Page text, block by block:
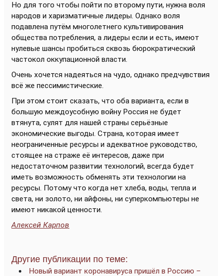
Но для того чтобы пойти по второму пути, нужна воля
народов и харизматичные лидеры. Однако воля
подавлена путём многолетнего культивирования
общества потребления, а лидеры если и есть, имеют
нулевые шансы пробиться сквозь бюрократический
частокол оккупационной власти.
Очень хочется надеяться на чудо, однако предчувствия
всё же пессимистические.
При этом стоит сказать, что оба варианта, если в
большую междоусобную войну Россия не будет
втянута, сулят для нашей страны серьёзные
экономические выгоды. Страна, которая имеет
неограниченные ресурсы и адекватное руководство,
стоящее на страже её интересов, даже при
недостаточном развитии технологий, всегда будет
иметь возможность обменять эти технологии на
ресурсы. Потому что когда нет хлеба, воды, тепла и
света, ни золото, ни айфоны, ни суперкомпьютеры не
имеют никакой ценности.
Алексей Карпов
Другие публикации по теме:
Новый вариант коронавируса пришёл в Россию –